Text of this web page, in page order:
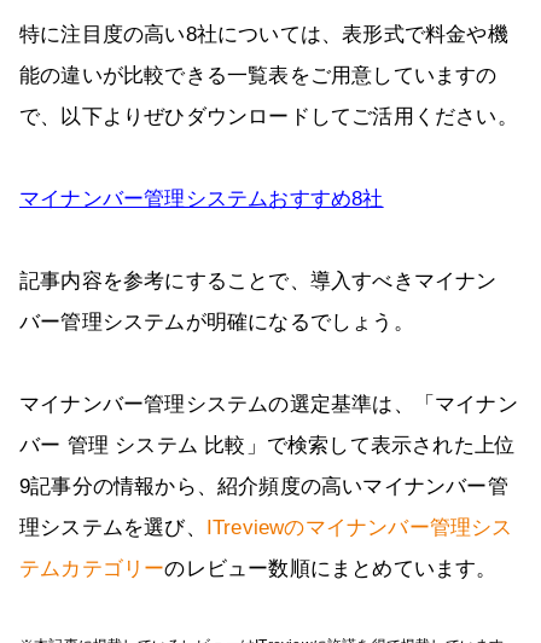
特に注目度の高い8社については、表形式で料金や機
能の違いが比較できる一覧表をご用意していますの
で、以下よりぜひダウンロードしてご活用ください。
マイナンバー管理システムおすすめ8社
記事内容を参考にすることで、導入すべきマイナン
バー管理システムが明確になるでしょう。
マイナンバー管理システムの選定基準は、「マイナン
バー 管理 システム 比較」で検索して表示された上位
9記事分の情報から、紹介頻度の高いマイナンバー管
理システムを選び、
ITreviewのマイナンバー管理シス
テムカテゴリーのレビュー数順にまとめています。